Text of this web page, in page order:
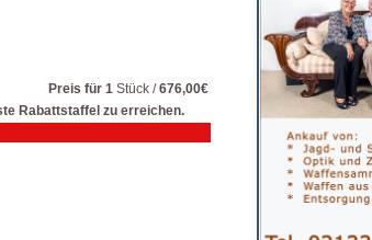
Preis für 1 Stück /676,00€
Rabattstaffel zu erreichen.